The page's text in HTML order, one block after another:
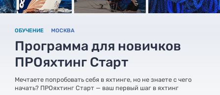
ОБУЧЕНИЕ МОСКВА
Программа для новичков
ПРОяхтинг Старт
Мечтаете попробовать себя в яхтинге, но не знаете с чего
начать? ПРОяхтинг Старт — ваш первый шаг в яхтинг